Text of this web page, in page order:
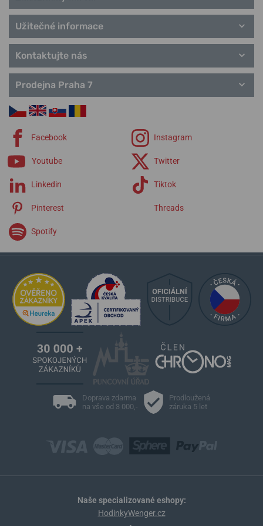
T-Gold
řemínky Tissot
Užitečné informace
Kontaktujte nás
Prodejna Praha 7
Facebook Instagram
Youtube Twitter
Linkedin Tiktok
Pinterest Threads
Spotify
Doprava zdarma
na vše od 3 000,-
Prodloužená
záruka 5 let
Naše specializované eshopy:
HodinkyWenger.cz